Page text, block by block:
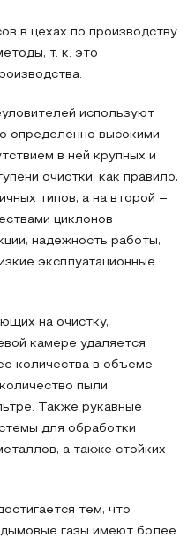
в цехах по производству
т. к. это
используют
определенно высокими
в ней крупных и
очистки, как правило,
типов, а на второй –
циклонов
надежность работы,
эксплуатационные
на очистку,
камере удаляется
количества в объеме
пыли
Также рукавные
для обработки
а также стойких
тем, что
газы имеют более